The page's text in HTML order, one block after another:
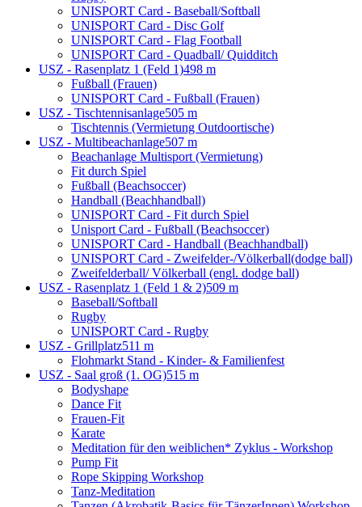
UNISPORT Card - Baseball/Softball
UNISPORT Card - Disc Golf
UNISPORT Card - Flag Football
UNISPORT Card - Quadball/ Quidditch
USZ - Rasenplatz 1 (Feld 1)498 m
Fußball (Frauen)
UNISPORT Card - Fußball (Frauen)
USZ - Tischtennisanlage505 m
Tischtennis (Vermietung Outdoortische)
USZ - Multibeachanlage507 m
Beachanlage Multisport (Vermietung)
Fit durch Spiel
Fußball (Beachsoccer)
Handball (Beachhandball)
UNISPORT Card - Fit durch Spiel
Unisport Card - Fußball (Beachsoccer)
UNISPORT Card - Handball (Beachhandball)
UNISPORT Card - Zweifelder-/Völkerball(dodge ball)
Zweifelderball/ Völkerball (engl. dodge ball)
USZ - Rasenplatz 1 (Feld 1 & 2)509 m
Baseball/Softball
Rugby
UNISPORT Card - Rugby
USZ - Grillplatz511 m
Flohmarkt Stand - Kinder- & Familienfest
USZ - Saal groß (1. OG)515 m
Bodyshape
Dance Fit
Frauen-Fit
Karate
Meditation für den weiblichen* Zyklus - Workshop
Pump Fit
Rope Skipping Workshop
Tanz-Meditation